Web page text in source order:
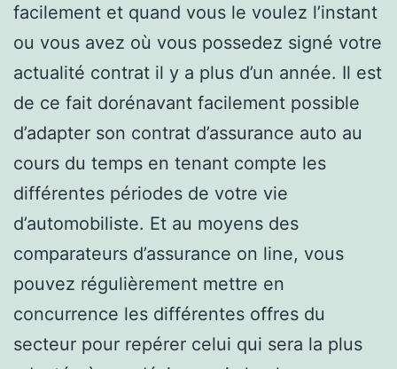
facilement et quand vous le voulez l’instant
ou vous avez où vous possedez signé votre
actualité contrat il y a plus d’un année. Il est
de ce fait dorénavant facilement possible
d’adapter son contrat d’assurance auto au
cours du temps en tenant compte les
différentes périodes de votre vie
d’automobiliste. Et au moyens des
comparateurs d’assurance on line, vous
pouvez régulièrement mettre en
concurrence les différentes offres du
secteur pour repérer celui qui sera la plus